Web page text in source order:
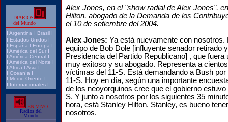
DIARIOS
del Mundo
I Argentina I BrasilI
I Estados Unidos I
I España I Europa I
I América del SurI
I América CentralI
I América del Norte I
I Africa I Asia I
I Oceanía I
I Medio Oriente I
I Internacionales I
EN VIVO
Radios del
Mundo
Alex Jones, en el "show radial de Alex Jones",
Hilton, abogado de la Demanda de los
el 10 de setiembre del 2004.
Alex Jones: Ya está nuevamente con nosotros.
equipo de Bob Dole [influyente senador retirado
Presidencia del Partido Republicano] , que
muy exitoso y su abogado. Representa a
víctimas del 11-S. Está demandando a Bush
11-S. Hoy en día, según una importante
de los neoyorquinos cree que el gobierno
S. Y junto a nosotros por los siguientes 35
hora, está Stanley Hilton. Stanley, es bueno
nosotros.